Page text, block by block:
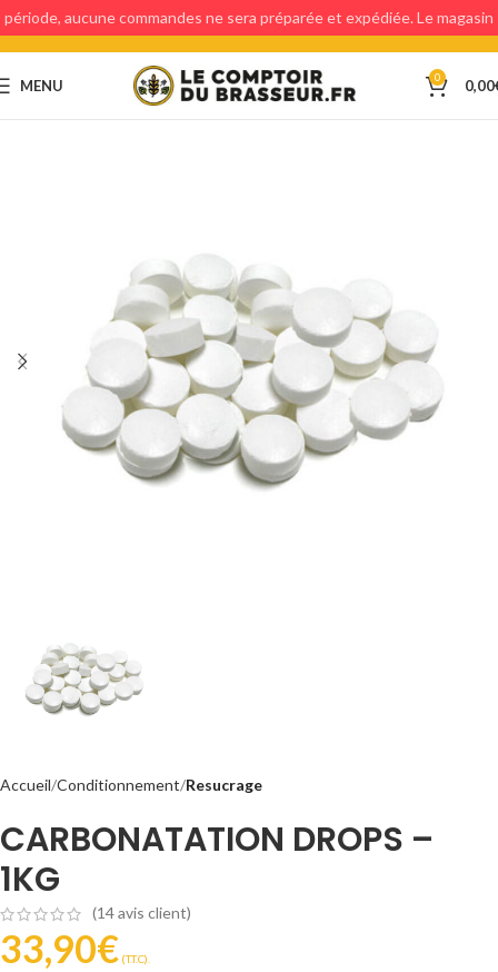
MENU 0 0,00
Accueil Conditionnement Resucrage
CARBONATATION DROPS –
1KG
(14avis client)
33,90€ (T.T.C).
période, aucune commandes ne sera préparée et expédiée. Le magasin
étant fermé, aucun retraits en magasin ne sera possible.